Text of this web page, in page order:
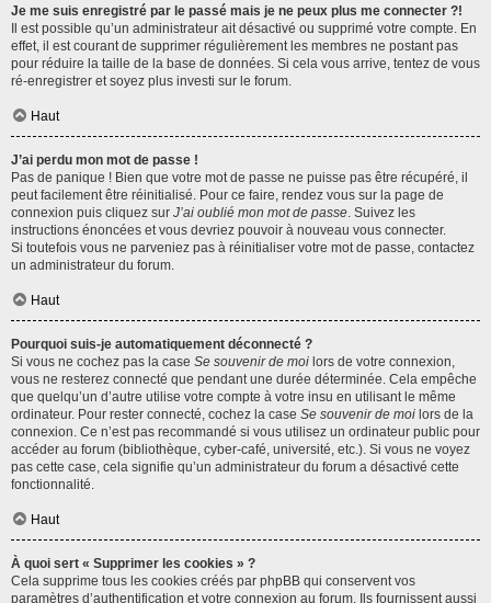
Je me suis enregistré par le passé mais je ne peux plus me connecter ?!
Il est possible qu’un administrateur ait désactivé ou supprimé votre compte. En
effet, il est courant de supprimer régulièrement les membres ne postant pas
pour réduire la taille de la base de données. Si cela vous arrive, tentez de vous
ré-enregistrer et soyez plus investi sur le forum.
Haut
J’ai perdu mon mot de passe !
Pas de panique ! Bien que votre mot de passe ne puisse pas être récupéré, il
peut facilement être réinitialisé. Pour ce faire, rendez vous sur la page de
connexion puis cliquez sur J’ai oublié mon mot de passe. Suivez les
instructions énoncées et vous devriez pouvoir à nouveau vous connecter.
Si toutefois vous ne parveniez pas à réinitialiser votre mot de passe, contactez
un administrateur du forum.
Haut
Pourquoi suis-je automatiquement déconnecté ?
Si vous ne cochez pas la case Se souvenir de moi lors de votre connexion,
vous ne resterez connecté que pendant une durée déterminée. Cela empêche
que quelqu’un d’autre utilise votre compte à votre insu en utilisant le même
ordinateur. Pour rester connecté, cochez la case Se souvenir de moi lors de la
connexion. Ce n’est pas recommandé si vous utilisez un ordinateur public pour
accéder au forum (bibliothèque, cyber-café, université, etc.). Si vous ne voyez
pas cette case, cela signifie qu’un administrateur du forum a désactivé cette
fonctionnalité.
Haut
À quoi sert « Supprimer les cookies » ?
Cela supprime tous les cookies créés par phpBB qui conservent vos
paramètres d’authentification et votre connexion au forum. Ils fournissent aussi